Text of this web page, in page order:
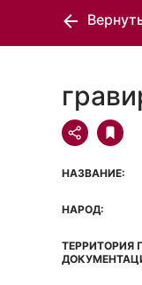
НАЗВАНИЕ:
НАРОД:
ТЕРРИТОРИЯ